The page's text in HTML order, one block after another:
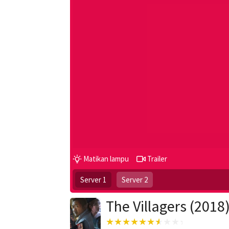
Matikan lampu Trailer
Server 1 Server 2
The Villagers (2018)